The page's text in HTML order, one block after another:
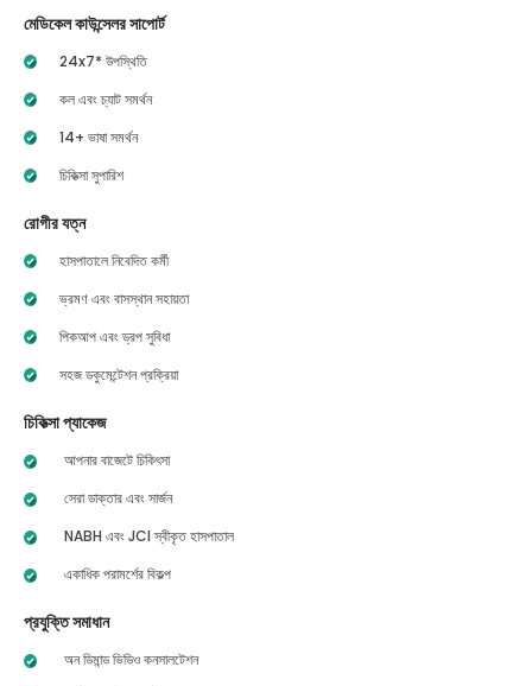
মেডিকেল কাউন্সেলর সাপোর্ট
24x7* উপস্থিতি
কল এবং চ্যাট সমর্থন
14+ ভাষা সমর্থন
চিকিত্সা সুপারিশ
রোগীর যত্ন
হাসপাতালে নিবেদিত কর্মী
ভ্রমণ এবং বাসস্থান সহায়তা
পিকআপ এবং ড্রপ সুবিধা
সহজ ডকুমেন্টেশন প্রক্রিয়া
চিকিত্সা প্যাকেজ
আপনার বাজেটে চিকিৎসা
সেরা ডাক্তার এবং সার্জন
NABH এবং JCI স্বীকৃত হাসপাতাল
একাধিক পরামর্শের বিকল্প
প্রযুক্তি সমাধান
অন ডিমান্ড ভিডিও কনসালটেশন